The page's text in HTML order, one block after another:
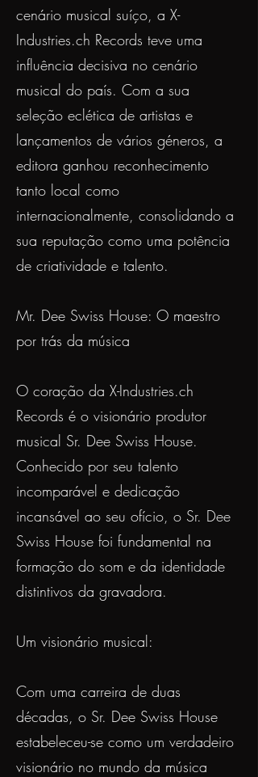
cenário musical suíço, a X-
Industries.ch Records teve uma
influência decisiva no cenário
musical do país. Com a sua
seleção eclética de artistas e
lançamentos de vários géneros, a
editora ganhou reconhecimento
tanto local como
internacionalmente, consolidando a
sua reputação como uma potência
de criatividade e talento.
Mr. Dee Swiss House: O maestro
por trás da música
O coração da X-Industries.ch
Records é o visionário produtor
musical Sr. Dee Swiss House.
Conhecido por seu talento
incomparável e dedicação
incansável ao seu ofício, o Sr. Dee
Swiss House foi fundamental na
formação do som e da identidade
distintivos da gravadora.
Um visionário musical:
Com uma carreira de duas
décadas, o Sr. Dee Swiss House
estabeleceu-se como um verdadeiro
visionário no mundo da música